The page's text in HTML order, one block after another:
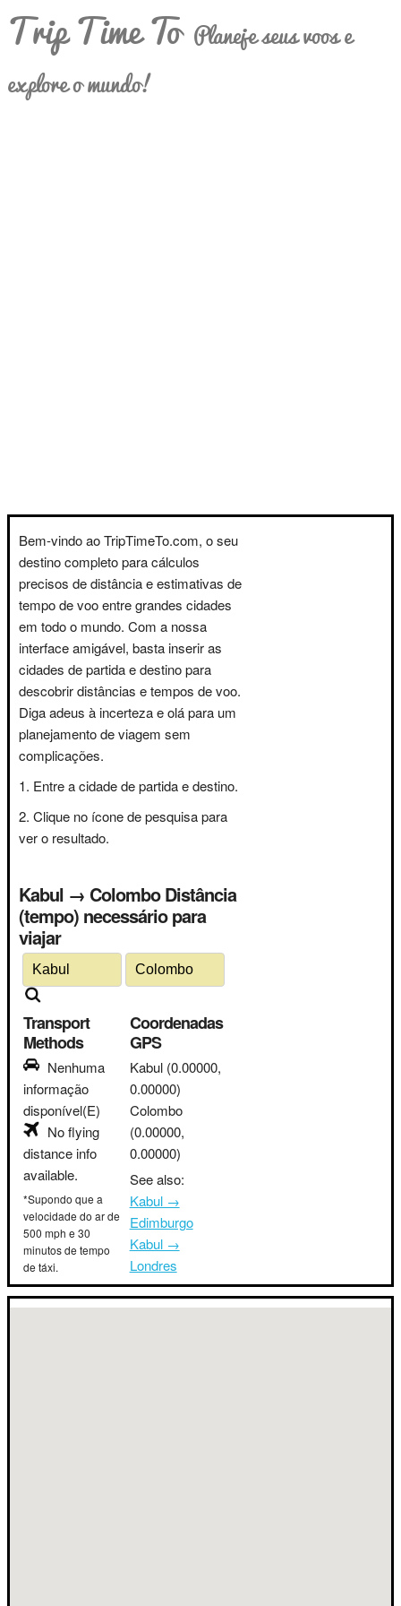
Trip Time To Planeje seus voos e
explore o mundo!
Bem-vindo ao TripTimeTo.com, o seu
destino completo para cálculos
precisos de distância e estimativas de
tempo de voo entre grandes cidades
em todo o mundo. Com a nossa
interface amigável, basta inserir as
cidades de partida e destino para
descobrir distâncias e tempos de voo.
Diga adeus à incerteza e olá para um
planejamento de viagem sem
complicações.
Entre a cidade de partida e destino.
Clique no ícone de pesquisa para
ver o resultado.
Kabul → Colombo Distância
(tempo) necessário para
viajar
Transport
Methods
Nenhuma
informação
disponível(E)
No flying
distance info
available.
*Supondo que a
velocidade do ar de
500 mph e 30
minutos de tempo
de táxi.
Coordenadas
GPS
Kabul (0.00000,
0.00000)
Colombo
(0.00000,
0.00000)
See also:
Kabul →
Edimburgo
Kabul →
Londres